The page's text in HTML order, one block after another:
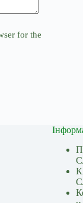
for the